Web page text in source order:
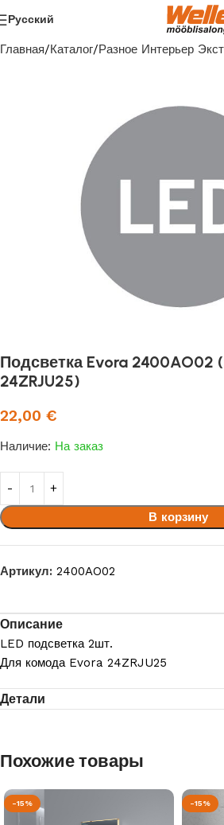
Русский
Главная Каталог Разное Интерьер
Подсветка Evora 2400AO02
24ZRJU25)
22,00 €
Наличие: На заказ
В корзину
Артикул: 2400AO02
Описание
LED подсветка 2шт.
Для комода Evora 24ZRJU25
Детали
Похожие товары
-15% -15%